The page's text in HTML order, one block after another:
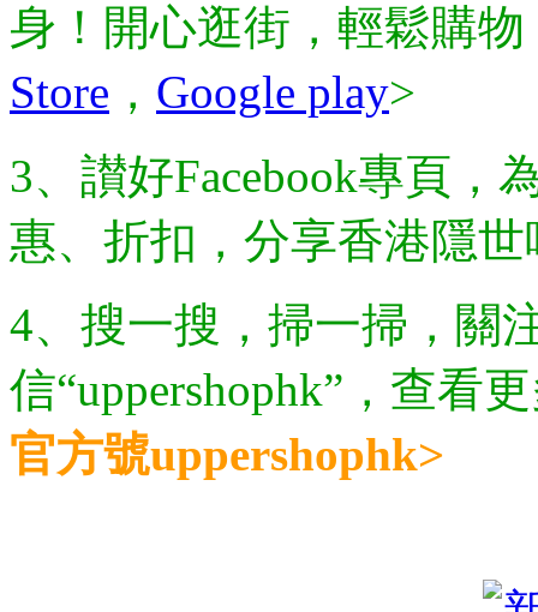
身！開心逛街，輕鬆購
Store ， Google play>
3、讃好Facebook專頁，
惠、折扣，分享香港隱
4、搜一搜，掃一掃，關
信“uppershophk”，查看
官方號uppershophk>